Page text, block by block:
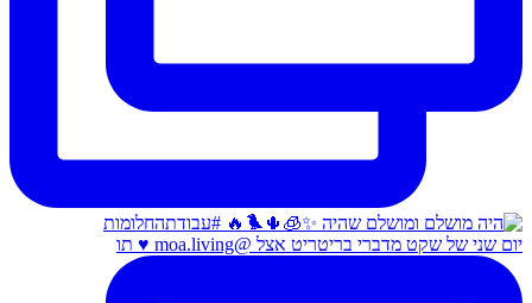
יום שני של שקט מדברי בריטריט אצל @moa.living ♥️ תו